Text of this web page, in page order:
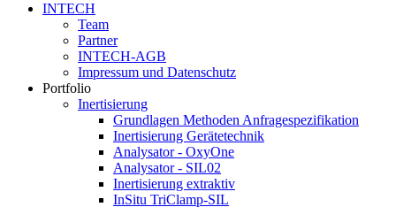
INTECH
Team
Partner
INTECH-AGB
Impressum und Datenschutz
Portfolio
Inertisierung
Grundlagen Methoden Anfragespezifikation
Inertisierung Gerätetechnik
Analysator - OxyOne
Analysator - SIL02
Inertisierung extraktiv
InSitu TriClamp-SIL